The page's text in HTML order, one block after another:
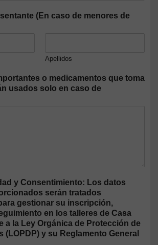
(En caso de menores de
Apellidos
o medicamentos que toma
usados solo en caso de
y Consentimiento: Los datos
serán tratados
gestionar su inscripción,
en los talleres de Casa
a la Ley Orgánica de Protección de
(LOPDP) y su Reglamento General